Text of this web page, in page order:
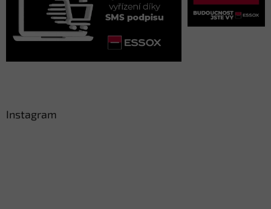
Instagram